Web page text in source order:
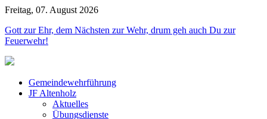
Freitag, 07. August 2026
Gott zur Ehr, dem Nächsten zur Wehr, drum geh auch Du zur
Feuerwehr!
Gemeindewehrführung
JF Altenholz
Aktuelles
Übungsdienste
Jahr
Monat
Jahr
Monat